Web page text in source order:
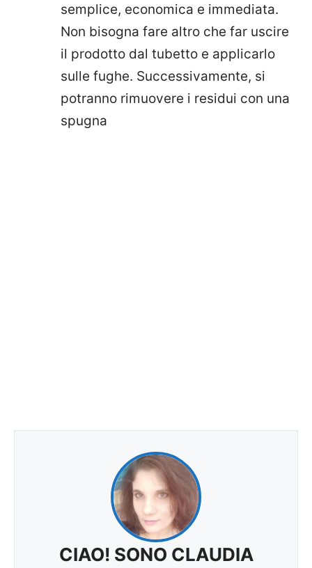
semplice, economica e immediata.
Non bisogna fare altro che far uscire
il prodotto dal tubetto e applicarlo
sulle fughe. Successivamente, si
potranno rimuovere i residui con una
spugna
CIAO! SONO CLAUDIA